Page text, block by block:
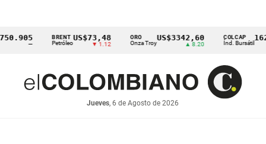
BRENT
Petróleo
US$73,48
▼ 1.12 Onza Troy
US$3342,60
▲ 8.20
COLCAP
Índ. Bursátil
Jueves, 6 de Agosto de 2026